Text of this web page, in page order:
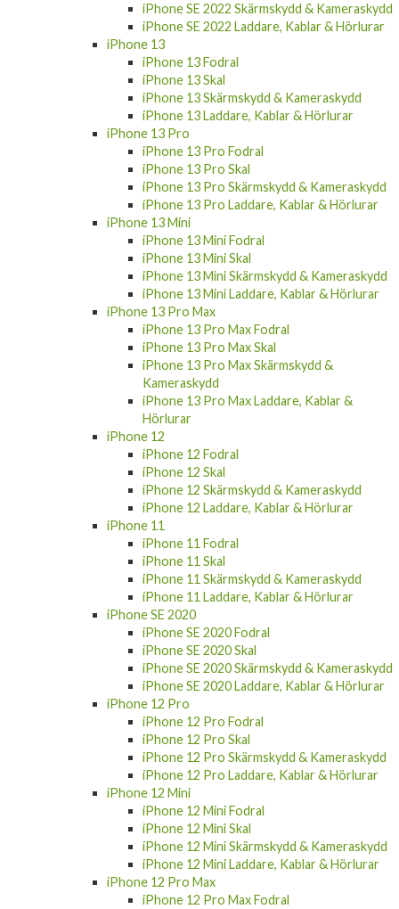
iPhone SE 2022 Skärmskydd & Kameraskydd
iPhone SE 2022 Laddare, Kablar & Hörlurar
iPhone 13
iPhone 13 Fodral
iPhone 13 Skal
iPhone 13 Skärmskydd & Kameraskydd
iPhone 13 Laddare, Kablar & Hörlurar
iPhone 13 Pro
iPhone 13 Pro Fodral
iPhone 13 Pro Skal
iPhone 13 Pro Skärmskydd & Kameraskydd
iPhone 13 Pro Laddare, Kablar & Hörlurar
iPhone 13 Mini
iPhone 13 Mini Fodral
iPhone 13 Mini Skal
iPhone 13 Mini Skärmskydd & Kameraskydd
iPhone 13 Mini Laddare, Kablar & Hörlurar
iPhone 13 Pro Max
iPhone 13 Pro Max Fodral
iPhone 13 Pro Max Skal
iPhone 13 Pro Max Skärmskydd &
Kameraskydd
iPhone 13 Pro Max Laddare, Kablar &
Hörlurar
iPhone 12
iPhone 12 Fodral
iPhone 12 Skal
iPhone 12 Skärmskydd & Kameraskydd
iPhone 12 Laddare, Kablar & Hörlurar
iPhone 11
iPhone 11 Fodral
iPhone 11 Skal
iPhone 11 Skärmskydd & Kameraskydd
iPhone 11 Laddare, Kablar & Hörlurar
iPhone SE 2020
iPhone SE 2020 Fodral
iPhone SE 2020 Skal
iPhone SE 2020 Skärmskydd & Kameraskydd
iPhone SE 2020 Laddare, Kablar & Hörlurar
iPhone 12 Pro
iPhone 12 Pro Fodral
iPhone 12 Pro Skal
iPhone 12 Pro Skärmskydd & Kameraskydd
iPhone 12 Pro Laddare, Kablar & Hörlurar
iPhone 12 Mini
iPhone 12 Mini Fodral
iPhone 12 Mini Skal
iPhone 12 Mini Skärmskydd & Kameraskydd
iPhone 12 Mini Laddare, Kablar & Hörlurar
iPhone 12 Pro Max
iPhone 12 Pro Max Fodral